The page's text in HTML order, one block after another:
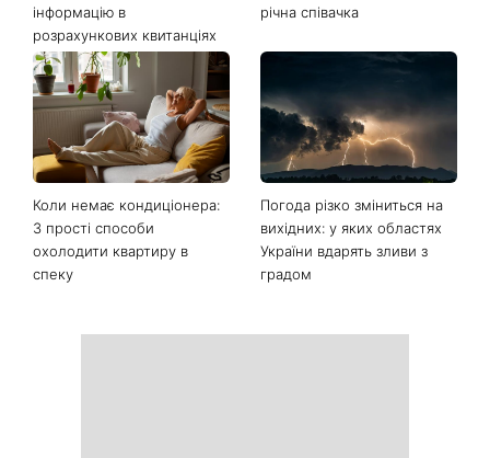
інформацію в
розрахункових квитанціях
річна співачка
Коли немає кондиціонера:
3 прості способи
охолодити квартиру в
спеку
Погода різко зміниться на
вихідних: у яких областях
України вдарять зливи з
градом